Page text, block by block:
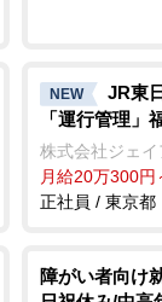
NEW
JR東
「運行管理」
株式会社ジェ
月給20万300円
正社員 / 東京都
障がい者向け